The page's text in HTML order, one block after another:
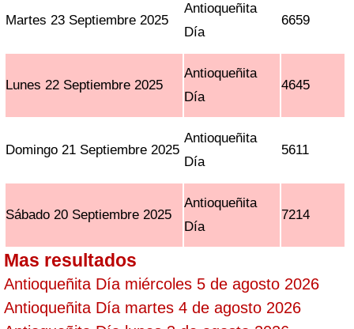
Martes 23 Septiembre 2025
Antioqueñita
Día
6659
Lunes 22 Septiembre 2025
Antioqueñita
Día
4645
Domingo 21 Septiembre 2025
Antioqueñita
Día
5611
Sábado 20 Septiembre 2025
Antioqueñita
Día
7214
Mas resultados
Antioqueñita Día miércoles 5 de agosto 2026
Antioqueñita Día martes 4 de agosto 2026